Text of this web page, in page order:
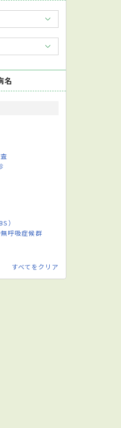
名
）
呼吸症候群
すべてをクリア